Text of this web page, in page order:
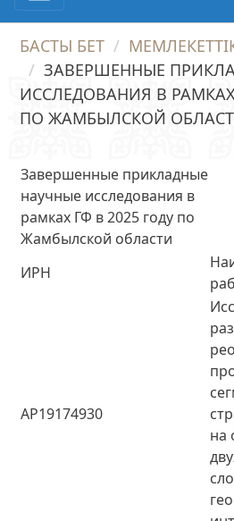
БАСТЫ БЕТ
ЗАВЕРШЕННЫЕ
ИССЛЕДОВАНИЯ В РАМКАХ
ПО ЖАМБЫЛСКОЙ
Завершенные прикладные
научные исследования в
рамках ГФ в 2025 году по
Жамбылской области
ИРН
AP19174930
на